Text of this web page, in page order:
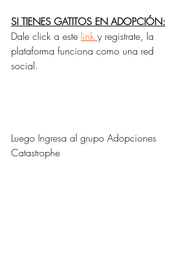
SI TIENES GATITOS EN ADOPCIÓN:
Dale click a este link y registrate, la
plataforma funciona como una red
social.
Luego Ingresa al grupo Adopciones
Catastrophe